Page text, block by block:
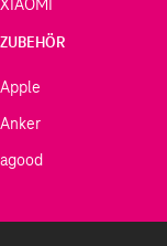
ZUBEHÖR
Apple
Anker
agood